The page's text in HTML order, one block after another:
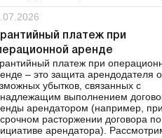
платеж при
аренде
платеж при
– это защита арендодателя
убытков, связанных с
выполнением
арендатором (например, при
расторжении договора по
арендатора).